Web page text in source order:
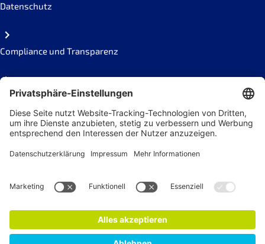
Datenschutz
Compliance und Transparenz
Missbrauch melden
Social Links
Newsletter